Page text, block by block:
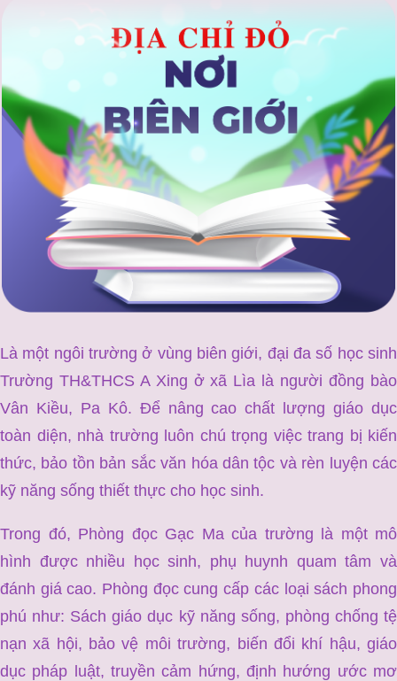
Là một ngôi trường ở vùng biên giới, đại đa số học sinh
Trường TH&THCS A Xing ở xã Lìa là người đồng bào
Vân Kiều, Pa Kô. Để nâng cao chất lượng giáo dục
toàn diện, nhà trường luôn chú trọng việc trang bị kiến
thức, bảo tồn bản sắc văn hóa dân tộc và rèn luyện các
kỹ năng sống thiết thực cho học sinh.
Trong đó, Phòng đọc Gạc Ma của trường là một mô
hình được nhiều học sinh, phụ huynh quam tâm và
đánh giá cao. Phòng đọc cung cấp các loại sách phong
phú như: Sách giáo dục kỹ năng sống, phòng chống tệ
nạn xã hội, bảo vệ môi trường, biến đổi khí hậu, giáo
dục pháp luật, truyền cảm hứng, định hướng ước mơ